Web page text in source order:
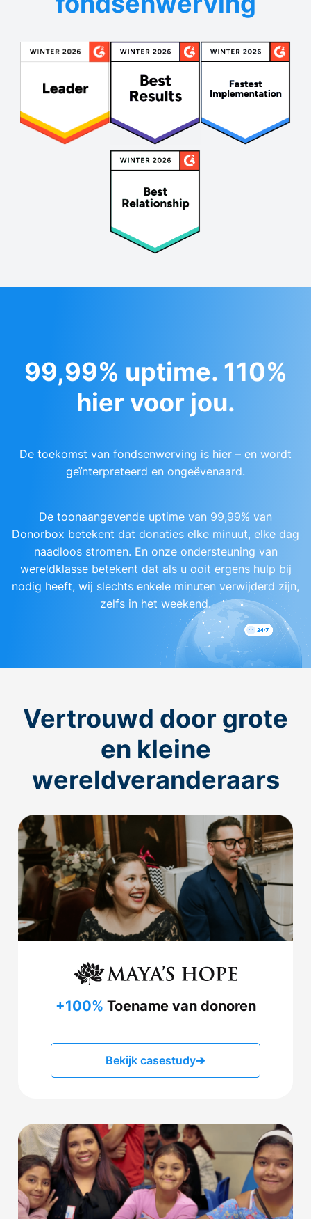
99,99% uptime. 110%
hier voor jou.
De toekomst van fondsenwerving is hier – en wordt
geïnterpreteerd en ongeëvenaard.
De toonaangevende uptime van 99,99% van
Donorbox betekent dat donaties elke minuut, elke dag
naadloos stromen. En onze ondersteuning van
wereldklasse betekent dat als u ooit ergens hulp bij
nodig heeft, wij slechts enkele minuten verwijderd zijn,
zelfs in het weekend.
Vertrouwd door grote
en kleine
wereldveranderaars
+100% Toename van donoren
Bekijk casestudy➔